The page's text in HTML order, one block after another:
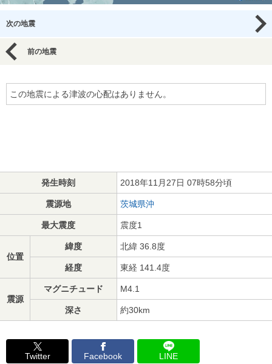
次の地震
前の地震
この地震による津波の心配はありません。
発生時刻 2018年11月27日 07時58分頃
震源地 茨城県沖
最大震度 震度1
位置
緯度 北緯 36.8度
経度 東経 141.4度
震源
マグニチュード M4.1
深さ 約30km
Twitter Facebook LINE